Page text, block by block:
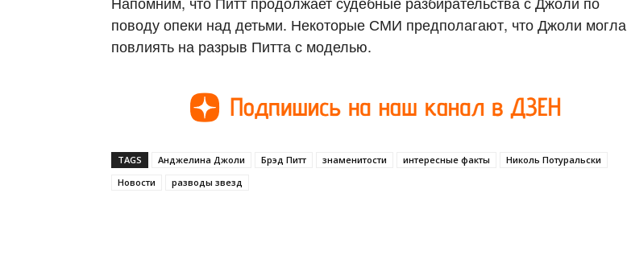
поводу опеки над детьми. Некоторые СМИ предполагают, что Джоли могла
повлиять на разрыв Питта с моделью.
TAGS Анджелина Джоли Брэд Питт знаменитости интересные факты
Николь Потуральски
Новости
разводы звезд